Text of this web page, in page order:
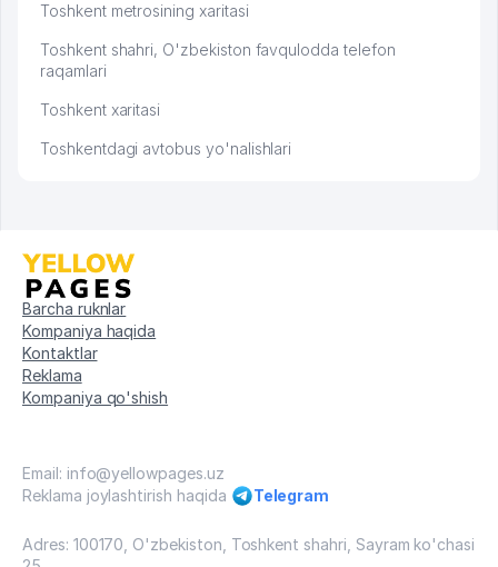
Toshkent metrosining xaritasi
Toshkent shahri, O'zbekiston favqulodda telefon
raqamlari
Toshkent xaritasi
Toshkentdagi avtobus yo'nalishlari
Barcha ruknlar
Kompaniya haqida
Kontaktlar
Reklama
Kompaniya qo'shish
Email: info@yellowpages.uz
Reklama joylashtirish haqida
Telegram
Adres: 100170, O'zbekiston, Toshkent shahri, Sayram ko'chasi